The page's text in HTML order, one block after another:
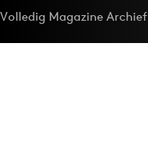
Volledig Magazine Archief